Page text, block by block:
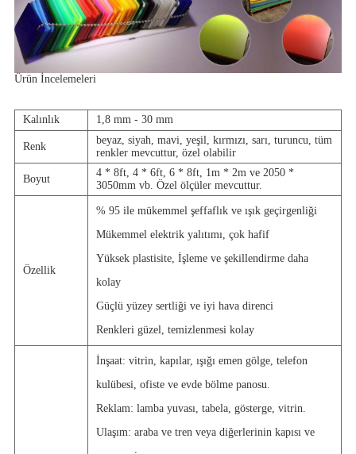
Ürün İncelemeleri
Kalınlık 1,8 mm - 30 mm
Renk
beyaz, siyah, mavi, yeşil, kırmızı, sarı, turuncu, tüm
renkler mevcuttur, özel olabilir
Boyut
4 * 8ft, 4 * 6ft, 6 * 8ft, 1m * 2m ve 2050 *
3050mm vb. Özel ölçüler mevcuttur.
Özellik
% 95 ile mükemmel şeffaflık ve ışık geçirgenliği
Mükemmel elektrik yalıtımı, çok hafif
Yüksek plastisite, İşleme ve şekillendirme daha
kolay
Güçlü yüzey sertliği ve iyi hava direnci
Renkleri güzel, temizlenmesi kolay
İnşaat: vitrin, kapılar, ışığı emen gölge, telefon
kulübesi, ofiste ve evde bölme panosu.
Reklam: lamba yuvası, tabela, gösterge, vitrin.
Ulaşım: araba ve tren veya diğerlerinin kapısı ve